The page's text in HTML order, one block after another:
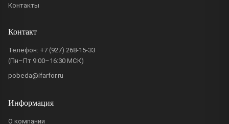
Контакты
Контакт
Телефон: +7 (927) 268-15-33
(Пн–Пт 9:00–16:30 МСК)
pobeda@ifarfor.ru
Информация
О компании